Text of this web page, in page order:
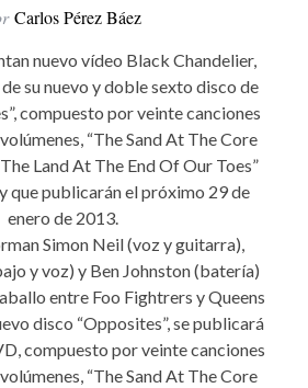
Carlos Pérez Báez
nuevo vídeo Black Chandelier,
su nuevo y doble sexto disco de
compuesto por veinte canciones
“The Sand At The Core
Land At The End Of Our Toes”
que publicarán el próximo 29 de
enero de 2013.
Simon Neil (voz y guitarra),
y voz) y Ben Johnston (batería)
entre Foo Fightrers y Queens
disco “Opposites”, se publicará
compuesto por veinte canciones
“The Sand At The Core